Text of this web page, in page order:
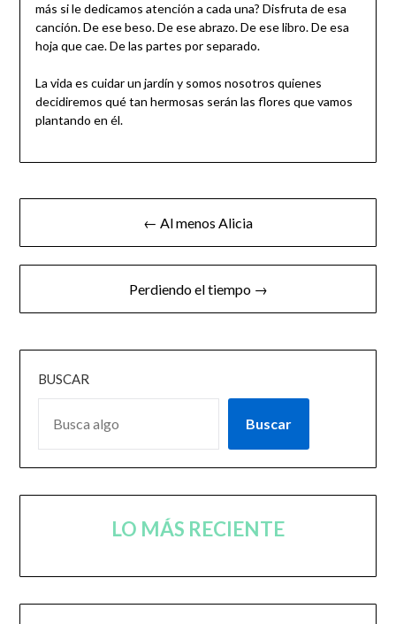
más si le dedicamos atención a cada una? Disfruta de esa
canción. De ese beso. De ese abrazo. De ese libro. De esa
hoja que cae. De las partes por separado.
La vida es cuidar un jardín y somos nosotros quienes
decidiremos qué tan hermosas serán las flores que vamos
plantando en él.
Navegación
de
← Al menos Alicia
Perdiendo el tiempo →
BUSCAR
Buscar
LO MÁS RECIENTE